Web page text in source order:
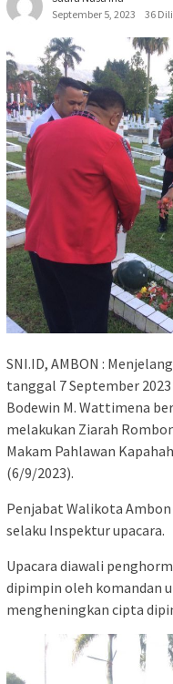
September 5, 2023
36
SNI.ID, AMBON :
tanggal 7 September
Bodewin M. Wattimena
melakukan Ziarah
Makam Pahlawan
(6/9/2023).
Penjabat Walikota
selaku Inspektur upacara.
Upacara diawali
dipimpin oleh komandan
mengheningkan cipta